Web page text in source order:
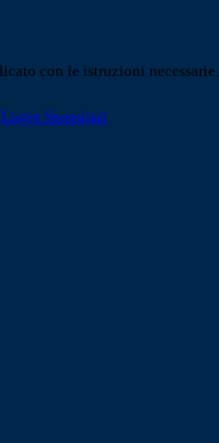
con le istruzioni necessarie.
Login Spaggiari